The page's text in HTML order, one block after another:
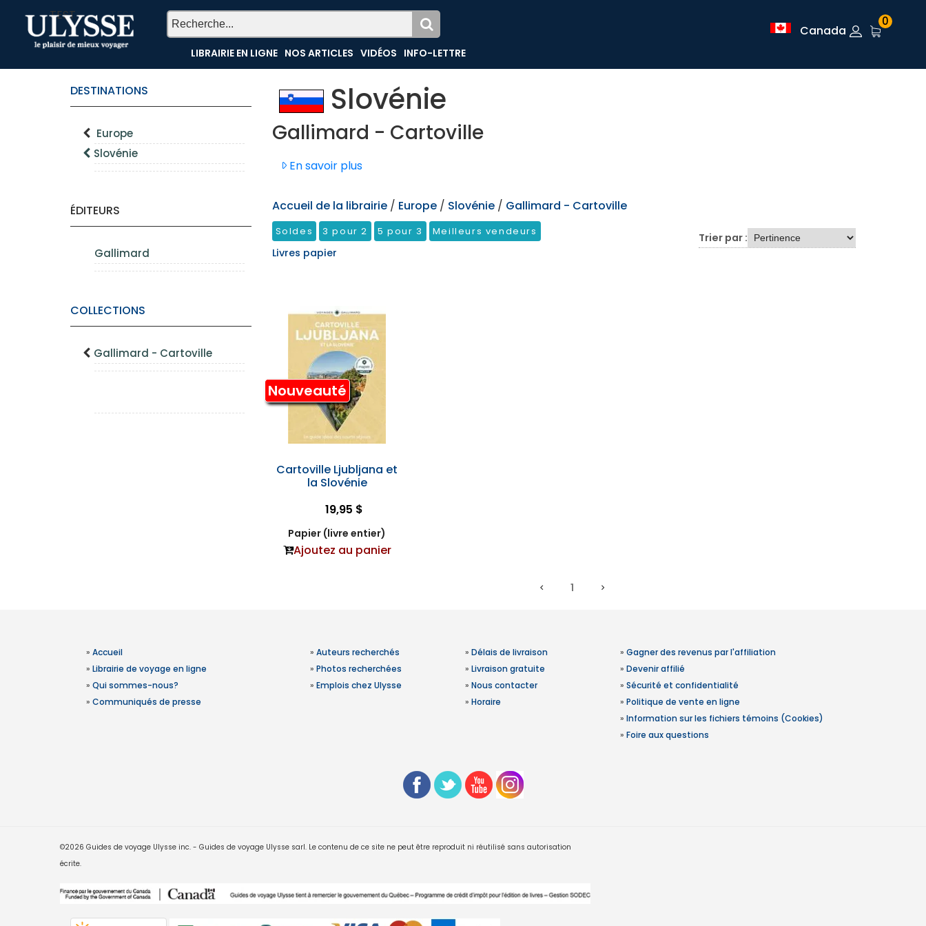
TEST
LIBRAIRIE EN LIGNE NOS ARTICLES VIDÉOS INFO-LETTRE
Canada
0
DESTINATIONS
Europe
Slovénie
ÉDITEURS
Gallimard
COLLECTIONS
Gallimard - Cartoville
Slovénie
Gallimard - Cartoville
En savoir plus
Accueil de la librairie / Europe / Slovénie / Gallimard - Cartoville
Soldes 3 pour 2 5 pour 3 Meilleurs vendeurs
Livres papier
Trier par :
Nouveauté
Cartoville Ljubljana et
la Slovénie
19,95 $
Papier (livre entier)
Ajoutez au panier
1
» Accueil
» Librairie de voyage en ligne
» Qui sommes-nous?
» Communiqués de presse
» Auteurs recherchés
» Photos recherchées
» Emplois chez Ulysse
» Délais de livraison
» Livraison gratuite
» Nous contacter
» Horaire
» Gagner des revenus par l'affiliation
» Devenir affilié
» Sécurité et confidentialité
» Politique de vente en ligne
» Information sur les fichiers témoins (Cookies)
» Foire aux questions
©2026 Guides de voyage Ulysse inc. - Guides de voyage Ulysse sarl. Le contenu de ce site ne peut être reproduit ni réutilisé sans autorisation
écrite.